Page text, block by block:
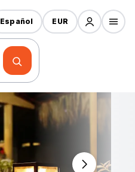
Español EUR